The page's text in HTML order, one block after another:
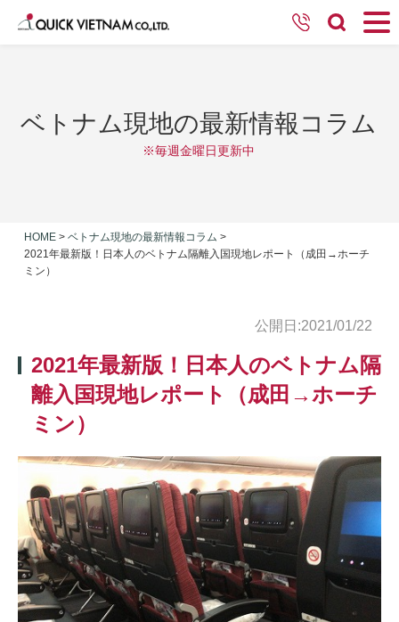
ベトナム現地の最新情報コラム
※毎週金曜日更新中
HOME > ベトナム現地の最新情報コラム >
2021年最新版！日本人のベトナム隔離入国現地レポート（成田→ホーチ
ミン）
公開日:2021/01/22
2021年最新版！日本人のベトナム隔
離入国現地レポート（成田→ホーチ
ミン）